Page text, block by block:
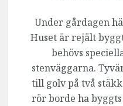
Under gårdagen
Huset är rejält
behövs
stenväggarna.
till golv på två
rör borde ha